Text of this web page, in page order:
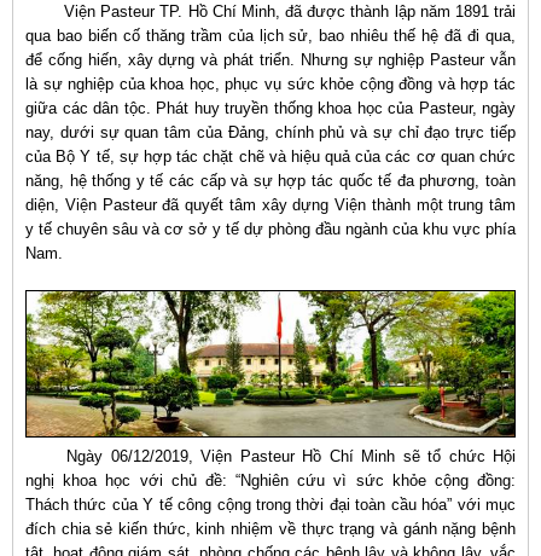
Viện Pasteur TP. Hồ Chí Minh, đã được thành lập năm 1891 trải
qua bao biến cố thăng trầm của lịch sử, bao nhiêu thế hệ đã đi qua,
để cống hiến, xây dựng và phát triển. Nhưng sự nghiệp Pasteur vẫn
là sự nghiệp của khoa học, phục vụ sức khỏe cộng đồng và hợp tác
giữa các dân tộc. Phát huy truyền thống khoa học của Pasteur, ngày
nay, dưới sự quan tâm của Đảng, chính phủ và sự chỉ đạo trực tiếp
của Bộ Y tế, sự hợp tác chặt chẽ và hiệu quả của các cơ quan chức
năng, hệ thống y tế các cấp và sự hợp tác quốc tế đa phương, toàn
diện, Viện Pasteur đã quyết tâm xây dựng Viện thành một trung tâm
y tế chuyên sâu và cơ sở y tế dự phòng đầu ngành của khu vực phía
Nam.
Ngày 06/12/2019, Viện Pasteur Hồ Chí Minh sẽ tổ chức Hội
nghị khoa học với chủ đề: “Nghiên cứu vì sức khỏe cộng đồng:
Thách thức của Y tế công cộng trong thời đại toàn cầu hóa” với mục
đích chia sẻ kiến thức, kinh nhiệm về thực trạng và gánh nặng bệnh